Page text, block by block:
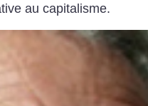
au capitalisme.